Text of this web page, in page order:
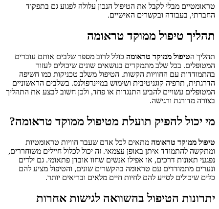
טראומטיים מבלי לקבל את הטיפול הנכון עלולה לפגוע גם בתפקוד
החברתי, בעבודה ובקשרים האישיים.
תהליך טיפול ממוקד טראומה
תהליך הטיפול ממוקד טראומה כולל לרוב מספר שלבים אותם עוברים
המטופלים. בכל שלב מתמקדים בנושאים שונים שיכולים לעזור
בהתמודדות עם החוויות הקשות. הטיפול משלב טכניקות כמו חשיפה
הדרגתית, תרפיה קוגניטיבית ושימוש במיינדפולנס. בשלבים הראשוניים
המטופלים עשויים להביע התנגדות או פחד, ולכן חשוב לבצע את התהליך
בצורה מדורגת ורגישה.
מי יכול להפיק תועלת מטיפול ממוקד טראומה?
טיפול ממוקד טראומה מתאים לכל אדם שעבר חוויות טראומטיות
ומתקשה להתמודד איתן באופן עצמאי. זה יכול לכלול חיילים משוחררים,
נפגעי תאונות דרכים, או אפילו אנשים שחוו אובדן פתאומי. גם ילדים
ונערים מתמודדים עם טראומה בהקשרים שונים, והטיפול מציע להם
כלים שיכולים לסייע להם לחיות חיים מלאים ובריאים יותר.
יתרונות הטיפול בהשוואה לגישות אחרות